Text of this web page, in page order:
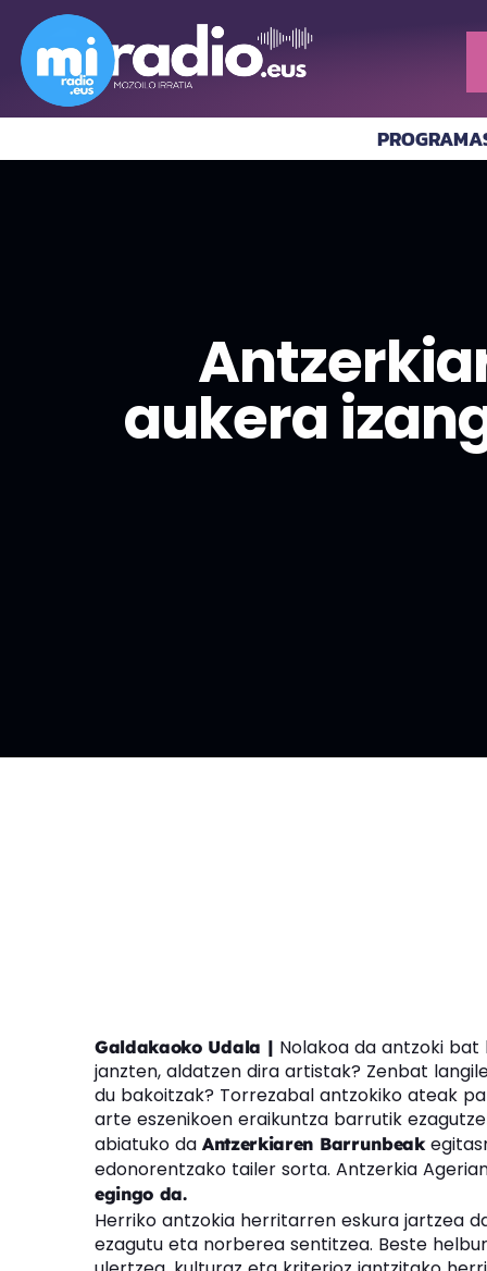
aukera
Galdakaoko Udala | Nolakoa da antzoki
janzten, aldatzen dira artistak? Zenbat
du bakoitzak? Torrezabal antzokiko ateak
arte eszenikoen eraikuntza barrutik
abiatuko da Antzerkiaren Barrunbeak
edonorentzako tailer sorta. Antzerkia
egingo da.
Herriko antzokia herritarren eskura jartzea
ezagutu eta norberea sentitzea. Beste